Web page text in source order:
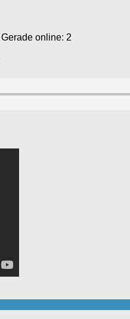
Gerade online: 2